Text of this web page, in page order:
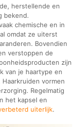
herstellende en
bekend.
chemische en in
omdat ze uiterst
Bovendien
verstoppen de
zijn
van je haartype en
vormen
Regelmatig
het kapsel en
uiterlijk.